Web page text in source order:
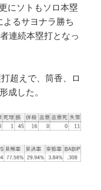
にソトもソロ本塁
るサヨナラ勝ち
連続本塁打となっ
超えで、筒香、ロ
成した。